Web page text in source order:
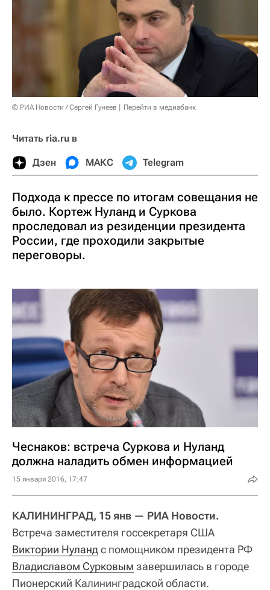
© РИА Новости / Сергей Гунеев Перейти в медиабанк
Читать ria.ru в
Дзен МАКС Telegram
Подхода к прессе по итогам совещания не
было. Кортеж Нуланд и Суркова
проследовал из резиденции президента
России, где проходили закрытые
переговоры.
Чеснаков: встреча Суркова и Нуланд
должна наладить обмен информацией
15 января 2016, 17:47
КАЛИНИНГРАД, 15 янв — РИА Новости.
Встреча заместителя госсекретаря США
Виктории Нуландс помощником президента РФ
Владиславом Сурковым завершилась в городе
Пионерский Калининградской области.